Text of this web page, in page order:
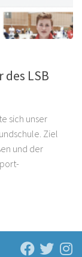
des LSB
sich unser
Ziel
und der